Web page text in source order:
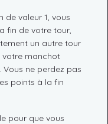
de valeur 1, vous
fin de votre tour,
un autre tour
votre manchot
Vous ne perdez pas
points à la fin
pour que vous